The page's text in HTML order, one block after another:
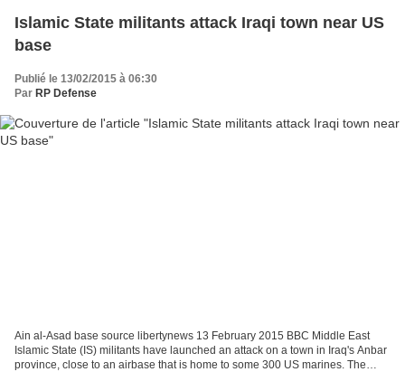
Islamic State militants attack Iraqi town near US
base
Publié le 13/02/2015 à 06:30
Par RP Defense
Ain al-Asad base source libertynews 13 February 2015 BBC Middle East
Islamic State (IS) militants have launched an attack on a town in Iraq's Anbar
province, close to an airbase that is home to some 300 US marines. The